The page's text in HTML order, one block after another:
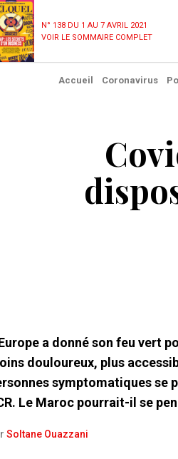
N° 138 DU 1 AU 7 AVRIL 2021
VOIR LE SOMMAIRE COMPLET
Accueil Coronavirus
a donné son feu vert
douloureux, plus
symptomatiques
Le Maroc pourrait-il se
Soltane Ouazzani